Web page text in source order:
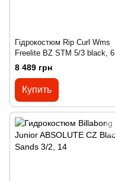
Гідрокостюм Rip Curl Wms
Freelite BZ STM 5/3 black, 6
8 489 грн
Купить